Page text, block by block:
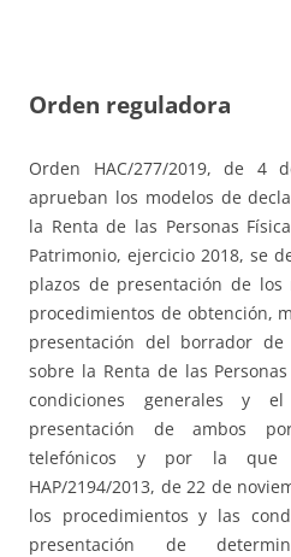
Orden reguladora
Orden HAC/277/2019, de
aprueban los modelos de
la Renta de las Personas
Patrimonio, ejercicio 2018, se
plazos de presentación de los
procedimientos de obtención,
presentación del borrador
sobre la Renta de las
condiciones generales y
presentación de ambos
telefónicos y por la que
HAP/2194/2013, de 22 de
los procedimientos y las
presentación de